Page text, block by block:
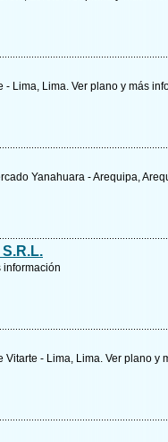
- Lima, Lima. Ver plano y más
Yanahuara - Arequipa,
información
Vitarte - Lima, Lima. Ver plano y